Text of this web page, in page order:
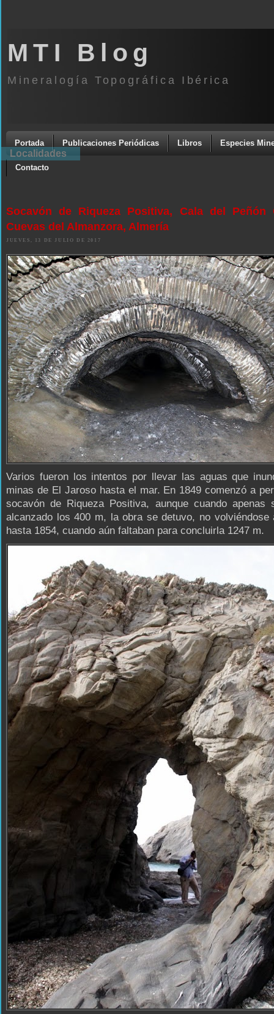
MTI Blog
Mineralogía Topográfica Ibérica
Portada Publicaciones Periódicas Libros Especies
Contacto
Socavón de Riqueza Positiva, Cala del Peñón
Cuevas del Almanzora, Almería
JUEVES, 13 DE JULIO DE 2017
Varios fueron los intentos por llevar las aguas que
minas de El Jaroso hasta el mar. En 1849 comenzó a
socavón de Riqueza Positiva, aunque cuando apenas
alcanzado los 400 m, la obra se detuvo, no volviéndose
hasta 1854, cuando aún faltaban para concluirla 1247 m.
Localidades